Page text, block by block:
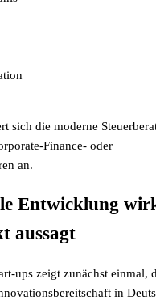
sich die moderne
Finance- oder
an.
Entwicklung
aussagt
ups zeigt zunächst einmal,
in